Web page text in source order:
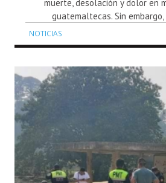
muerte, desolación y dolor en
guatemaltecas. Sin embargo,
NOTICIAS